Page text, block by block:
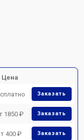
Цена
Заказать
1850 ₽ Заказать
400 ₽ Заказать